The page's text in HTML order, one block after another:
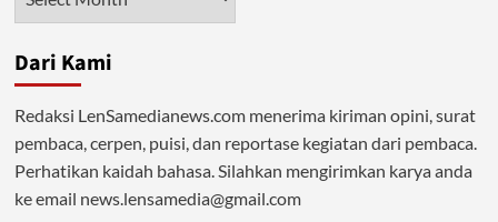
Dari Kami
Redaksi LenSamedianews.com menerima kiriman opini, surat
pembaca, cerpen, puisi, dan reportase kegiatan dari pembaca.
Perhatikan kaidah bahasa. Silahkan mengirimkan karya anda
ke email news.lensamedia@gmail.com